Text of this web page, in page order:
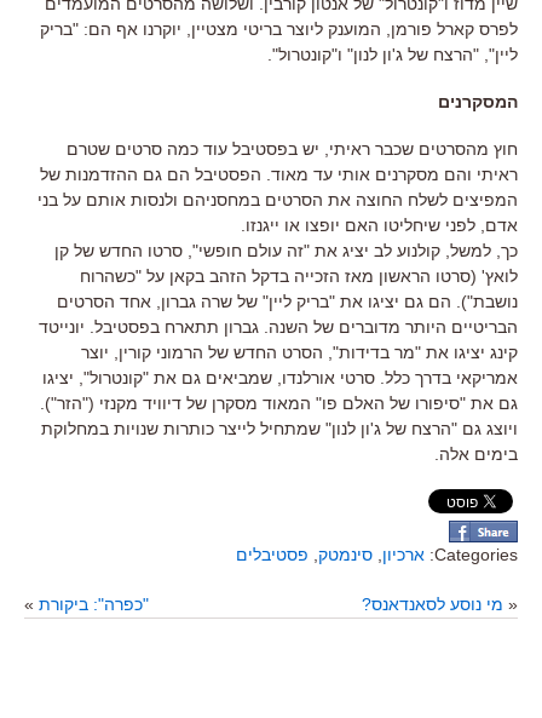
לפרס קארל פורמן, המוענק ליוצר בריטי מצטיין, יוקרנו אף הם: "בריק
ליין", "הרצח של ג'ון לנון" ו"קונטרול".
המסקרנים
חוץ מהסרטים שכבר ראיתי, יש בפסטיבל עוד כמה סרטים שטרם
ראיתי והם מסקרנים אותי עד מאוד. הפסטיבל הם גם ההזדמנות של
המפיצים לשלח החוצה את הסרטים במחסניהם ולנסות אותם על בני
אדם, לפני שיחליטו האם יופצו או ייגנזו.
כך, למשל, קולנוע לב יציג את "זה עולם חופשי", סרטו החדש של קן
לואץ' (סרטו הראשון מאז הזכייה בדקל הזהב בקאן על "כשהרוח
נושבת"). הם גם יציגו את "בריק ליין" של שרה גברון, אחד הסרטים
הבריטיים היותר מדוברים של השנה. גברון תתארח בפסטיבל. יונייטד
קינג יציגו את "מר בדידות", הסרט החדש של הרמוני קורין, יוצר
אמריקאי בדרך כלל. סרטי אורלנדו, שמביאים גם את "קונטרול", יציגו
גם את "סיפורו של האלם פו" המאוד מסקרן של דיוויד מקנזי ("הזר").
ויוצג גם "הרצח של ג'ון לנון" שמתחיל לייצר כותרות שנויות במחלוקת
בימים אלה.
Categories: ארכיון סינמטק פסטיבלים
« מי נוסע לסאנדאנס? "כפרה": ביקורת »